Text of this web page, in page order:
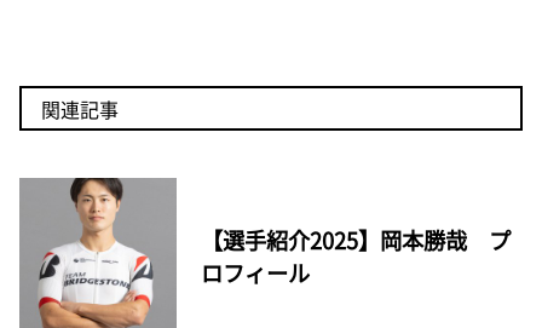
関連記事
【選手紹介2025】岡本勝哉 プ
ロフィール